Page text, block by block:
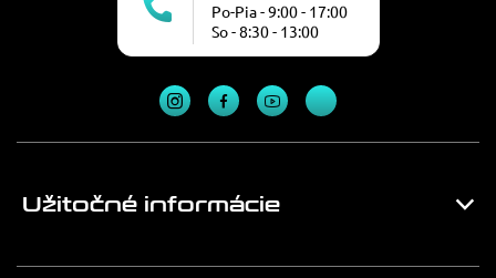
Po-Pia - 9:00 - 17:00
So - 8:30 - 13:00
Užitočné informácie